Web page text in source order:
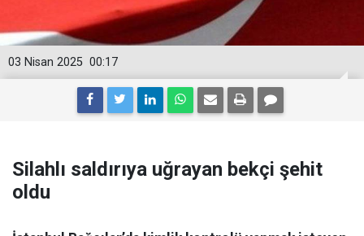
00:17
03 Nisan 2025
Silahlı saldırıya uğrayan bekçi şehit
oldu